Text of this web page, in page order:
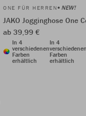
ONE FÜR HERREN NEW!
JAKO Jogginghose One
ab 39,99 €
In 4
verschiedenen
Farben
erhältlich
In 4
Farben
erhältlich